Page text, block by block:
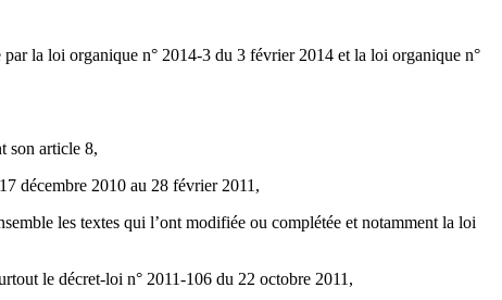
la loi organique n° 2014-3 du 3 février 2014 et la loi organique n°
son article 8,
décembre 2010 au 28 février 2011,
les textes qui l’ont modifiée ou complétée et notamment la loi
le décret-loi n° 2011-106 du 22 octobre 2011,